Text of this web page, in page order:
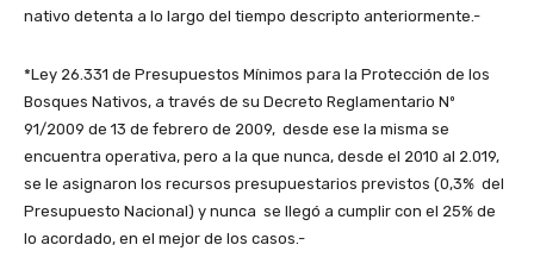
nativo detenta a lo largo del tiempo descripto anteriormente.-
*Ley 26.331 de Presupuestos Mínimos para la Protección de los
Bosques Nativos, a través de su Decreto Reglamentario Nº
91/2009 de 13 de febrero de 2009, desde ese la misma se
encuentra operativa, pero a la que nunca, desde el 2010 al 2.019,
se le asignaron los recursos presupuestarios previstos (0,3% del
Presupuesto Nacional) y nunca se llegó a cumplir con el 25% de
lo acordado, en el mejor de los casos.-